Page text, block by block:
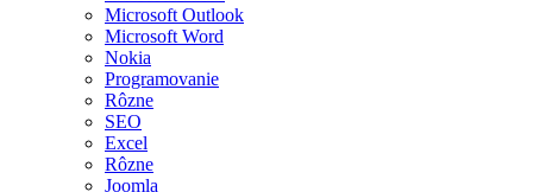
Microsoft Outlook
Microsoft Word
Nokia
Programovanie
Rôzne
SEO
Excel
Rôzne
Joomla